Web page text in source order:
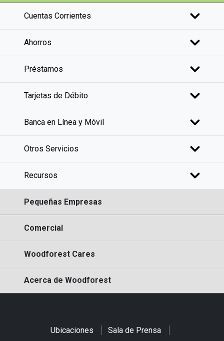
Cuentas Corrientes
Ahorros
Préstamos
Tarjetas de Débito
Banca en Línea y Móvil
Otros Servicios
Recursos
Pequeñas Empresas
Comercial
Woodforest Cares
Acerca de Woodforest
Ubicaciones Sala de Prensa